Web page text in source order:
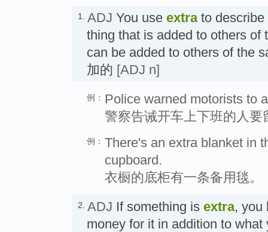
1. ADJ You use extrato describe
thing that is added to others of
can be added to others of the
加的 [ADJ n]
例： Police warned motorists to
警察告诫开车上下班的人要
例： There's an extra blanket in
cupboard.
衣橱的底柜有一条备用毯。
2. ADJ If something is extra, you
money for it in addition to